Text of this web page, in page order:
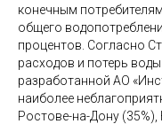
конечным
общего
процентов. Согласно
расходов и потерь
разработанной АО
наиболее
Ростове-на-Дону